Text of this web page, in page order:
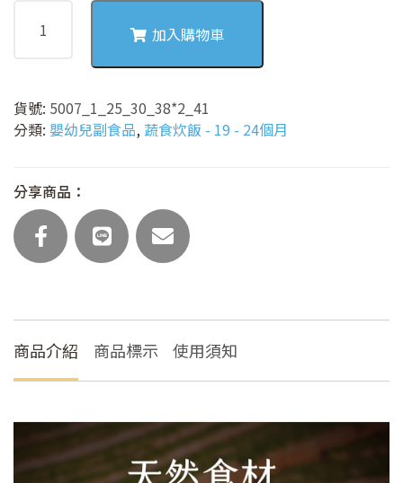
蔬
食
飯
(主
食
任
選)
加入購物車
貨號: 5007_1_25_30_38*2_41
分類: 嬰幼兒副食品, 蔬食炊飯 - 19 - 24個月
分享商品：
商品介紹 商品標示 使用須知